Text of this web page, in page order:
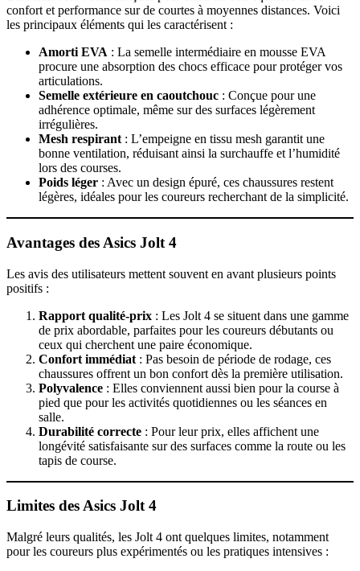
confort et performance sur de courtes à moyennes distances. Voici
les principaux éléments qui les caractérisent :
Amorti EVA : La semelle intermédiaire en mousse EVA
procure une absorption des chocs efficace pour protéger vos
articulations.
Semelle extérieure en caoutchouc : Conçue pour une
adhérence optimale, même sur des surfaces légèrement
irrégulières.
Mesh respirant : L’empeigne en tissu mesh garantit une
bonne ventilation, réduisant ainsi la surchauffe et l’humidité
lors des courses.
Poids léger : Avec un design épuré, ces chaussures restent
légères, idéales pour les coureurs recherchant de la simplicité.
Avantages des Asics Jolt 4
Les avis des utilisateurs mettent souvent en avant plusieurs points
positifs :
Rapport qualité-prix : Les Jolt 4 se situent dans une gamme
de prix abordable, parfaites pour les coureurs débutants ou
ceux qui cherchent une paire économique.
Confort immédiat : Pas besoin de période de rodage, ces
chaussures offrent un bon confort dès la première utilisation.
Polyvalence : Elles conviennent aussi bien pour la course à
pied que pour les activités quotidiennes ou les séances en
salle.
Durabilité correcte : Pour leur prix, elles affichent une
longévité satisfaisante sur des surfaces comme la route ou les
tapis de course.
Limites des Asics Jolt 4
Malgré leurs qualités, les Jolt 4 ont quelques limites, notamment
pour les coureurs plus expérimentés ou les pratiques intensives :